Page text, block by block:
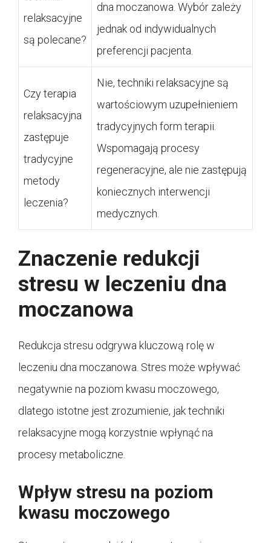
relaksacyjne
są polecane?
dna moczanowa. Wybór zależy
jednak od indywidualnych
preferencji pacjenta.
Czy terapia
relaksacyjna
zastępuje
tradycyjne
metody
leczenia?
Nie, techniki relaksacyjne są
wartościowym uzupełnieniem
tradycyjnych form terapii.
Wspomagają procesy
regeneracyjne, ale nie zastępują
koniecznych interwencji
medycznych.
Znaczenie redukcji
stresu w leczeniu dna
moczanowa
Redukcja stresu odgrywa kluczową rolę w
leczeniu dna moczanowa. Stres może wpływać
negatywnie na poziom kwasu moczowego,
dlatego istotne jest zrozumienie, jak techniki
relaksacyjne mogą korzystnie wpłynąć na
procesy metaboliczne.
Wpływ stresu na poziom
kwasu moczowego